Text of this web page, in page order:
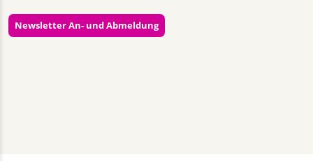
Newsletter An- und Abmeldung